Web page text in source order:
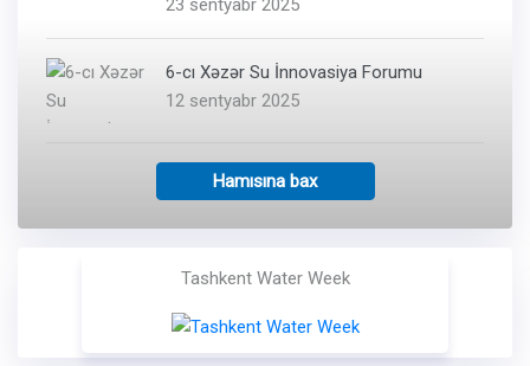
23 sentyabr 2025
6-cı Xəzər Su İnnovasiya Forumu
12 sentyabr 2025
Hamısına bax
Tashkent Water Week